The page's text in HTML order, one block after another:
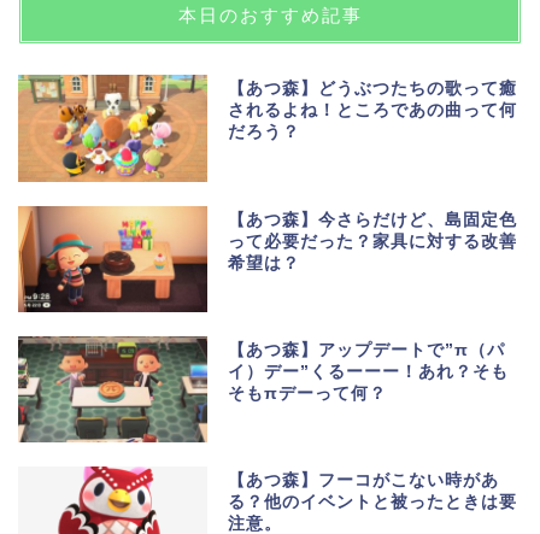
本日のおすすめ記事
【あつ森】どうぶつたちの歌って癒
されるよね！ところであの曲って何
だろう？
【あつ森】今さらだけど、島固定色
って必要だった？家具に対する改善
希望は？
【あつ森】アップデートで”π（パ
イ）デー”くるーーー！あれ？そも
そもπデーって何？
【あつ森】フーコがこない時があ
る？他のイベントと被ったときは要
注意。